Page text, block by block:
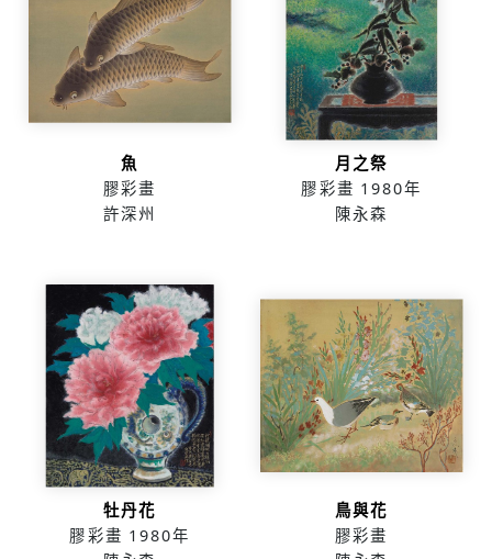
魚
膠彩畫
許深州
月之祭
膠彩畫 1980年
陳永森
牡丹花
膠彩畫 1980年
鳥與花
膠彩畫